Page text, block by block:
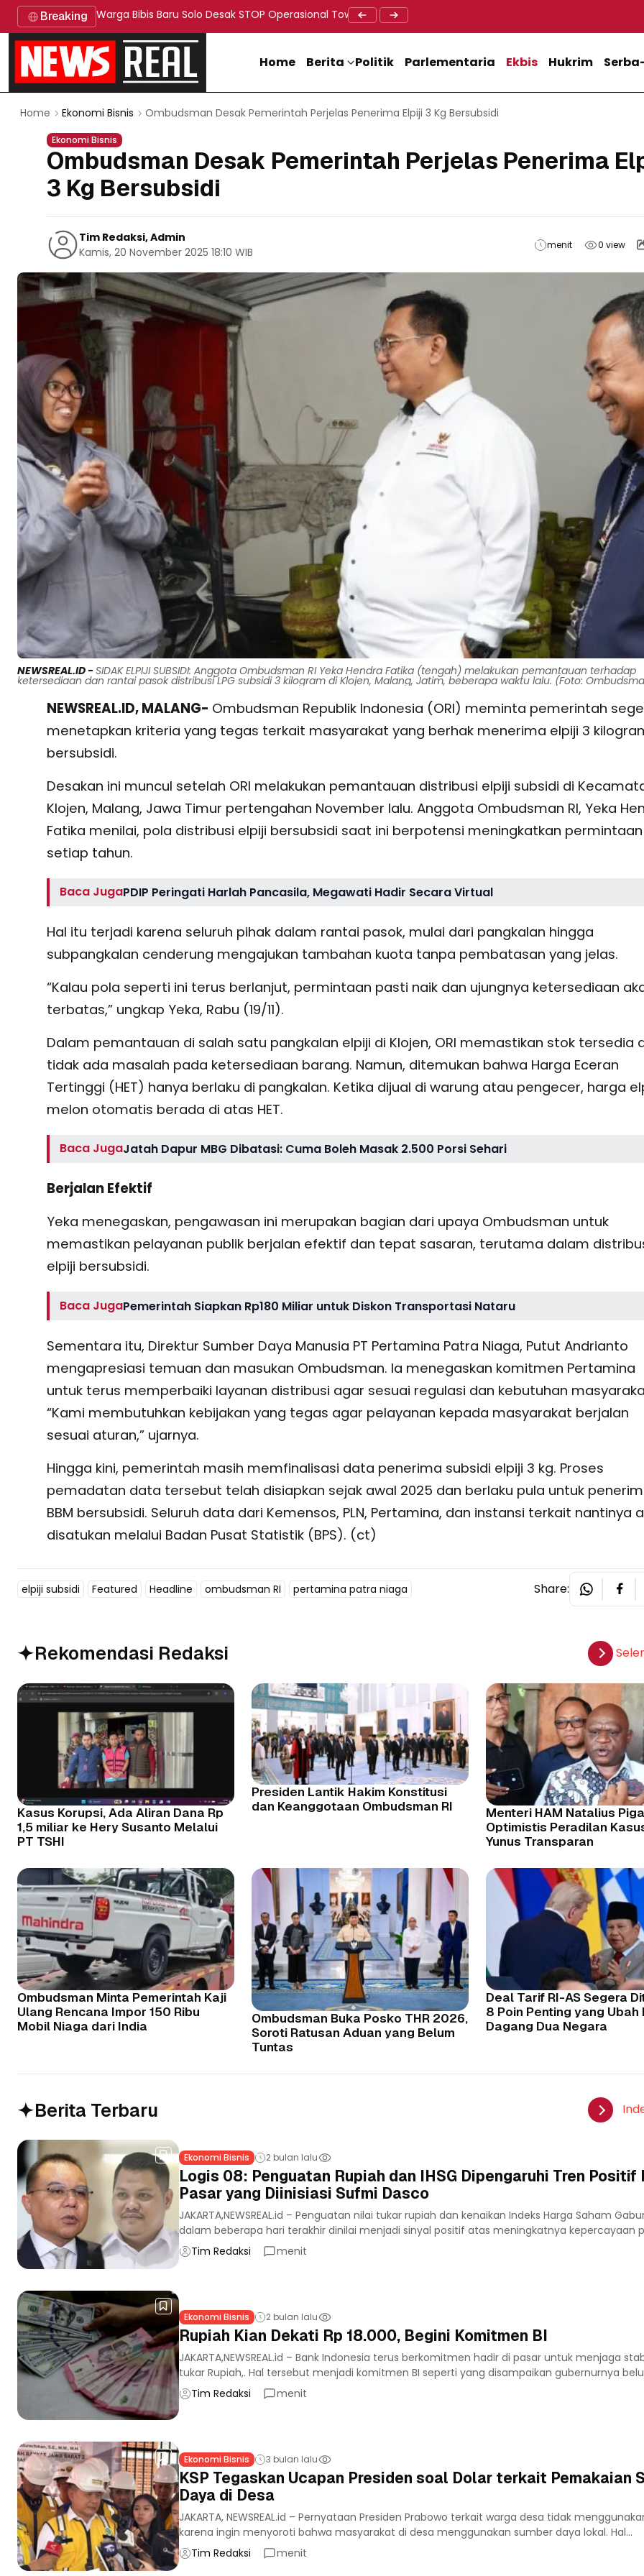
Breaking Warga Bibis Baru Solo Desak STOP Operasional Tower BTS, Diwa : Nyawa dan Keselamatan Warga Lebih
Doa Lintas Agama Perkuat Semangat Persatuan Jelang
Home Berita Politik Parlementaria Ekbis Hukrim
Home Ekonomi Bisnis Ombudsman Desak Pemerintah Perjelas Penerima Elpiji 3 Kg Bersubsidi
Ekonomi Bisnis
Ombudsman Desak Pemerintah Perjelas Penerima
3 Kg Bersubsidi
Tim Redaksi, Admin
Kamis, 20 November 2025 18:10 WIB
menit 0view
NEWSREAL.ID -SIDAK ELPIJI SUBSIDI: Anggota Ombudsman RI Yeka Hendra Fatika (tengah) melakukan pemantauan terhadap
ketersediaan dan rantai pasok distribusi LPG subsidi 3 kilogram di Klojen, Malang, Jatim, beberapa waktu lalu. (Foto:
NEWSREAL.ID, MALANG- Ombudsman Republik Indonesia (ORI) meminta pemerintah
menetapkan kriteria yang tegas terkait masyarakat yang berhak menerima elpiji 3
bersubsidi.
Desakan ini muncul setelah ORI melakukan pemantauan distribusi elpiji subsidi di
Klojen, Malang, Jawa Timur pertengahan November lalu. Anggota Ombudsman RI, Yeka
Fatika menilai, pola distribusi elpiji bersubsidi saat ini berpotensi meningkatkan permintaan
setiap tahun.
Baca JugaPDIP Peringati Harlah Pancasila, Megawati Hadir Secara Virtual
Hal itu terjadi karena seluruh pihak dalam rantai pasok, mulai dari pangkalan hingga
subpangkalan cenderung mengajukan tambahan kuota tanpa pembatasan yang jelas.
“Kalau pola seperti ini terus berlanjut, permintaan pasti naik dan ujungnya ketersediaan
terbatas,” ungkap Yeka, Rabu (19/11).
Dalam pemantauan di salah satu pangkalan elpiji di Klojen, ORI memastikan stok tersedia
tidak ada masalah pada ketersediaan barang. Namun, ditemukan bahwa Harga Eceran
Tertinggi (HET) hanya berlaku di pangkalan. Ketika dijual di warung atau pengecer, harga
melon otomatis berada di atas HET.
Baca JugaJatah Dapur MBG Dibatasi: Cuma Boleh Masak 2.500 Porsi Sehari
Berjalan Efektif
Yeka menegaskan, pengawasan ini merupakan bagian dari upaya Ombudsman untuk
memastikan pelayanan publik berjalan efektif dan tepat sasaran, terutama dalam
elpiji bersubsidi.
Baca JugaPemerintah Siapkan Rp180 Miliar untuk Diskon Transportasi Nataru
Sementara itu, Direktur Sumber Daya Manusia PT Pertamina Patra Niaga, Putut Andrianto
mengapresiasi temuan dan masukan Ombudsman. Ia menegaskan komitmen Pertamina
untuk terus memperbaiki layanan distribusi agar sesuai regulasi dan kebutuhan
“Kami membutuhkan kebijakan yang tegas agar pelayanan kepada masyarakat berjalan
sesuai aturan,” ujarnya.
Hingga kini, pemerintah masih memfinalisasi data penerima subsidi elpiji 3 kg. Proses
pemadatan data tersebut telah disiapkan sejak awal 2025 dan berlaku pula untuk
BBM bersubsidi. Seluruh data dari Kemensos, PLN, Pertamina, dan instansi terkait nantinya
disatukan melalui Badan Pusat Statistik (BPS). (ct)
elpiji subsidi Featured Headline ombudsman RI pertamina patra niaga Share:
Rekomendasi Redaksi
Kasus Korupsi, Ada Aliran Dana Rp
1,5 miliar ke Hery Susanto Melalui
PT TSHI
Presiden Lantik Hakim Konstitusi
dan Keanggotaan Ombudsman RI
Menteri HAM Natalius
Optimistis Peradilan
Yunus Transparan
Ombudsman Minta Pemerintah Kaji
Ulang Rencana Impor 150 Ribu
Mobil Niaga dari India
Ombudsman Buka Posko THR 2026,
Soroti Ratusan Aduan yang Belum
Tuntas
Deal Tarif RI-AS Segera
8 Poin Penting yang Ubah
Dagang Dua Negara
Berita Terbaru
Ekonomi Bisnis 2 bulan lalu
Logis 08: Penguatan Rupiah dan IHSG Dipengaruhi Tren Positif
Pasar yang Diinisiasi Sufmi Dasco
JAKARTA,NEWSREAL.id – Penguatan nilai tukar rupiah dan kenaikan Indeks Harga Saham
dalam beberapa hari terakhir dinilai menjadi sinyal positif atas meningkatnya kepercayaan
Tim Redaksi
menit
Ekonomi Bisnis 2 bulan lalu
Rupiah Kian Dekati Rp 18.000, Begini Komitmen BI
JAKARTA,NEWSREAL.id – Bank Indonesia terus berkomitmen hadir di pasar untuk menjaga
tukar Rupiah,. Hal tersebut menjadi komitmen BI seperti yang disampaikan gubernurnya
Tim Redaksi
menit
Ekonomi Bisnis 3 bulan lalu
KSP Tegaskan Ucapan Presiden soal Dolar terkait Pemakaian
Daya di Desa
JAKARTA, NEWSREAL.id – Pernyataan Presiden Prabowo terkait warga desa tidak
karena ingin menyoroti bahwa masyarakat di desa menggunakan sumber daya lokal. Hal...
Tim Redaksi
menit